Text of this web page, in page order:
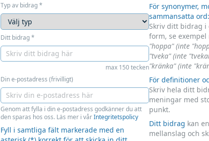
Typ av bidrag*
Ditt bidrag*
max 150 tecken
Din e-postadress (frivilligt)
Genom att fylla i din e-postadress godkänner du att
den sparas hos oss. Läs mer i vårIntegritetspolicy
Fyll i samtliga fält markerade med en
För synonymer,
sammansatta ord:
Skriv ditt bidrag
form, se exempel
"hoppa" (inte
"tveka" (inte
"kränka" (inte
För definitioner
Skriv hela ditt
meningar med
punkt.
Ditt bidrag kan
mellanslag och